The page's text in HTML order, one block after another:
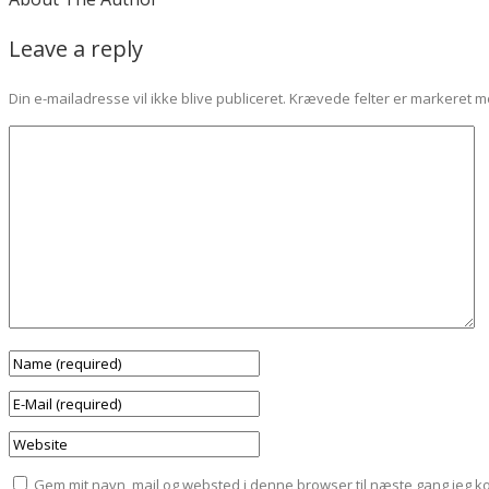
Leave a reply
Din e-mailadresse vil ikke blive publiceret. Krævede felter er markeret
Gem mit navn, mail og websted i denne browser til næste gang jeg